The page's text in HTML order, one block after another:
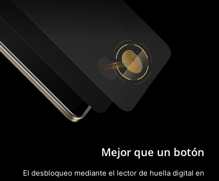
Mejor que un botón
El desbloqueo mediante el lector de huella digital en